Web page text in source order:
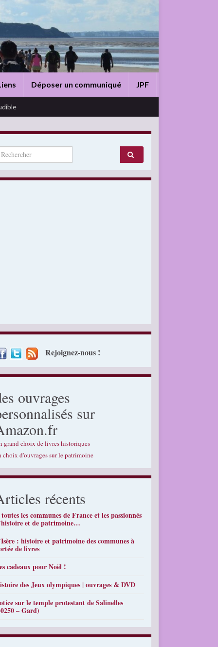
Déposer un communiqué JPF
for:
Rejoignez-nous !
ouvrages
sur
grand choix de livres historiques
choix d'ouvrages sur le patrimoine
récents
les communes de France et les passionnés
et de patrimoine…
: histoire et patrimoine des communes à
de livres
cadeaux pour Noël !
des Jeux olympiques | ouvrages & DVD
sur le temple protestant de Salinelles
– Gard)